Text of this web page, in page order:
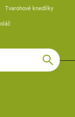
Tvarohové knedlíky